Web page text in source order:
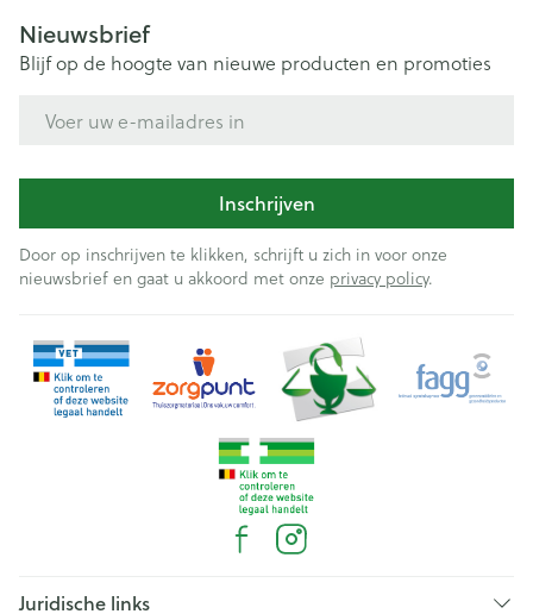
Nieuwsbrief
Blijf op de hoogte van nieuwe producten en promoties
Inschrijven
Door op inschrijven te klikken, schrijft u zich in voor onze
nieuwsbrief en gaat u akkoord met onze privacy policy.
Juridische links